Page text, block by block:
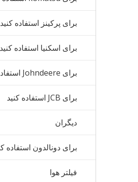
برای پرکینز استفاده کنید
برای اسکنیا استفاده کنید
برای Johndeere استفاده کنید
برای JCB استفاده کنید
دیگران
برای دونالدون استفاده
فیلتر هوا